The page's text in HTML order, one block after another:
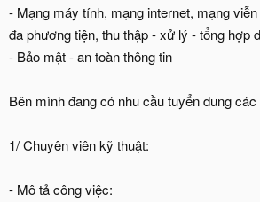
- Mạng máy tính, mạng internet, mạng
đa phương tiện, thu thập - xử lý - tổng hợp
- Bảo mật - an toàn thông tin
Bên mình đang có nhu cầu tuyển dung
1/ Chuyên viên kỹ thuật:
- Mô tả công việc: